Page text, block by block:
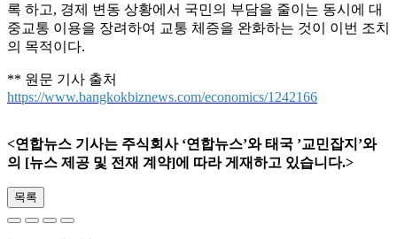
록 하고, 경제 변동 상황에서 국민의 부담을 줄이는 동시에 대
중교통 이용을 장려하여 교통 체증을 완화하는 것이 이번 조치
의 목적이다.
** 원문 기사 출처
https://www.bangkokbiznews.com/economics/1242166
<연합뉴스 기사는 주식회사 ‘연합뉴스’와 태국 ’교민잡지’와
의 [뉴스 제공 및 전재 계약]에 따라 게재하고 있습니다.>
목록